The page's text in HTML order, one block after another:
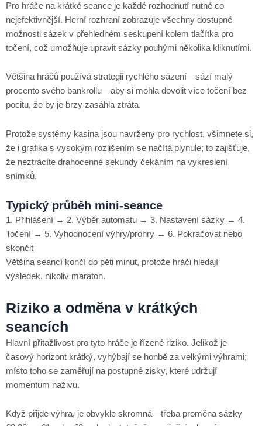
Pro hráče na krátké seance je každé rozhodnutí nutné co
nejefektivnější. Herní rozhraní zobrazuje všechny dostupné
možnosti sázek v přehledném seskupení kolem tlačítka pro
točení, což umožňuje upravit sázky pouhými několika kliknutími.
Většina hráčů používá strategii rychlého sázení—sází malý
procento svého bankrollu—aby si mohla dovolit více točení bez
pocitu, že by je brzy zasáhla ztráta.
Protože systémy kasina jsou navrženy pro rychlost, všimnete si,
že i grafika s vysokým rozlišením se načítá plynule; to zajišťuje,
že neztrácíte drahocenné sekundy čekáním na vykreslení
snímků.
Typický průběh mini‑seance
1. Přihlášení → 2. Výběr automatu → 3. Nastavení sázky → 4.
Točení → 5. Vyhodnocení výhry/prohry → 6. Pokračovat nebo
skončit
Většina seancí končí do pěti minut, protože hráči hledají
výsledek, nikoliv maraton.
Riziko a odměna v krátkých
seancích
Hlavní přitažlivost pro tyto hráče je řízené riziko. Jelikož je
časový horizont krátký, vyhýbají se honbě za velkými výhrami;
místo toho se zaměřují na postupné zisky, které udržují
momentum naživu.
Když přijde výhra, je obvykle skromná—třeba proměna sázky